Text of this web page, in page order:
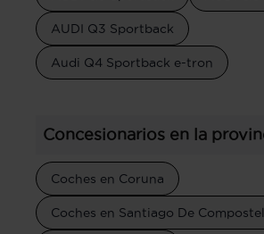
AUDI Q3 Sportback
Audi Q4 Sportback e-tron
Concesionarios en la
Coches en Coruna
Coches en Santiago De